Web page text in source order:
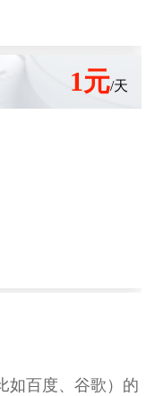
1元/天
如百度、谷歌）的